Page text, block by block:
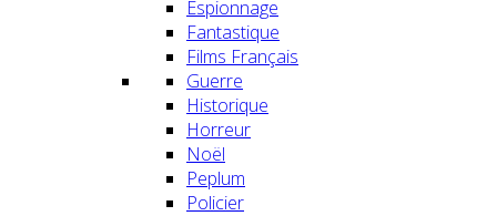
Espionnage
Fantastique
Films Français
Guerre
Historique
Horreur
Noël
Peplum
Policier